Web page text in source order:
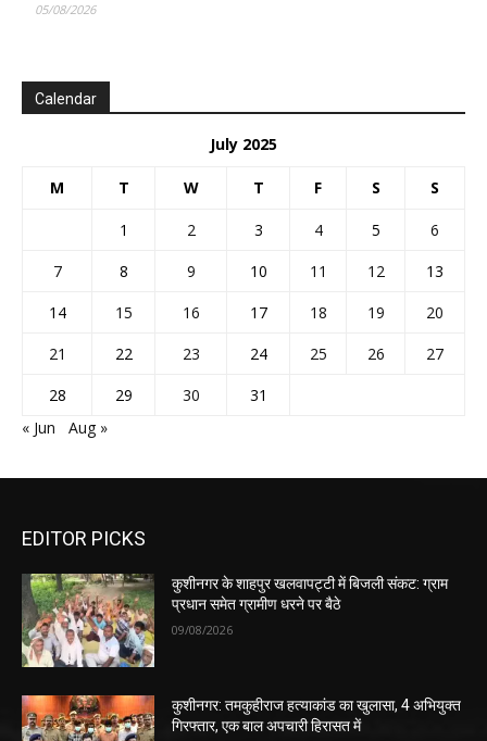
05/08/2026
Calendar
July 2025
M T W T F S S
1 2 3 4 5
6
7
8 9 10 11 12
13
14
15 16 17 18 19
20
21
22 23 24 25 26
27
28
29 30
31
« Jun
Aug »
EDITOR PICKS
कुशीनगर के शाहपुर खलवापट्टी में बिजली संकट: ग्राम
प्रधान समेत ग्रामीण धरने पर बैठे
09/08/2026
कुशीनगर: तमकुहीराज हत्याकांड का खुलासा, 4 अभियुक्त
गिरफ्तार, एक बाल अपचारी हिरासत में